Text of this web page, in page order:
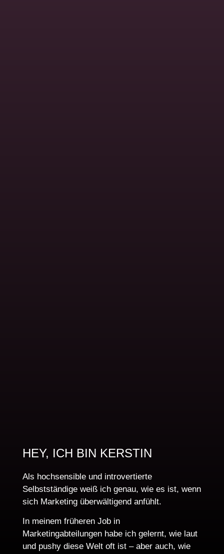
HEY, ICH BIN KERSTIN
Als hochsensible und introvertierte
Selbstständige weiß ich genau, wie es ist, wenn
sich Marketing überwältigend anfühlt.
In meinem früheren Job in
Marketingabteilungen habe ich gelernt, wie laut
und pushy diese Welt oft ist – aber auch, wie